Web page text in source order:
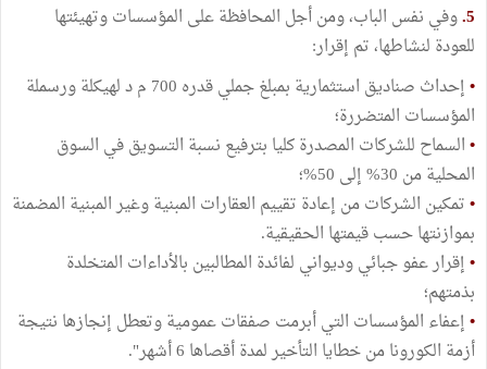
5. وفي نفس الباب، ومن أجل المحافظة على المؤسسات وتهيئتها
للعودة لنشاطها، تم إقرار:
•
إحداث صناديق استثمارية بمبلغ جملي قدره 700 م د لهيكلة ورسملة
المؤسسات المتضررة؛
•السماح للشركات المصدرة كليا بترفيع نسبة التسويق في السوق
المحلية من 30% إلى 50%؛
•تمكين الشركات من إعادة تقييم العقارات المبنية وغير المبنية المضمنة
بموازنتها حسب قيمتها الحقيقية.
•إقرار عفو جبائي وديواني لفائدة المطالبين بالأداءات المتخلدة
بذمتهم؛
•إعفاء المؤسسات التي أبرمت صفقات عمومية وتعطل إنجازها نتيجة
أزمة الكورونا من خطايا التأخير لمدة أقصاها 6 أشهر".